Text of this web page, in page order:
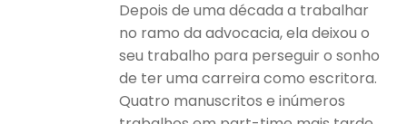
Depois de uma década a trabalhar
no ramo da advocacia, ela deixou o
seu trabalho para perseguir o sonho
de ter uma carreira como escritora.
Quatro manuscritos e inúmeros